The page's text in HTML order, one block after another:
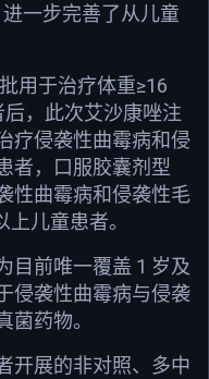
一步完善了从儿童
用于治疗体重≥16
，此次艾沙康唑注
疗侵袭性曲霉病和侵
者，口服胶囊剂型
性曲霉病和侵袭性毛
儿童患者。
目前唯一覆盖 1 岁及
侵袭性曲霉病与侵袭
药物。
开展的非对照、多中